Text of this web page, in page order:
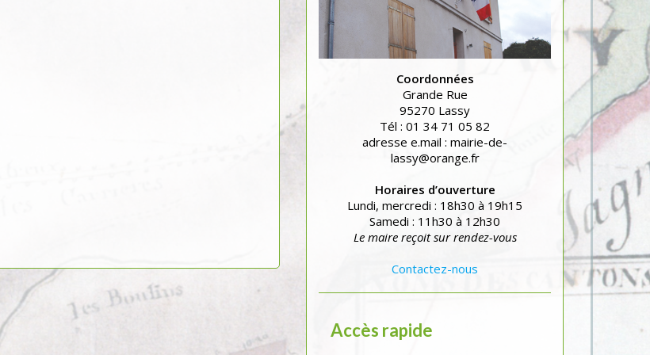
Coordonnées
Grande Rue
95270 Lassy
Tél : 01 34 71 05 82
adresse e.mail : mairie-de-
lassy@orange.fr
Horaires d’ouverture
Lundi, mercredi : 18h30 à 19h15
Samedi : 11h30 à 12h30
Le maire reçoit sur rendez-vous
Contactez-nous
Accès rapide